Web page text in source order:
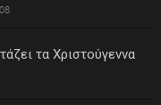
τα Χριστούγεννα